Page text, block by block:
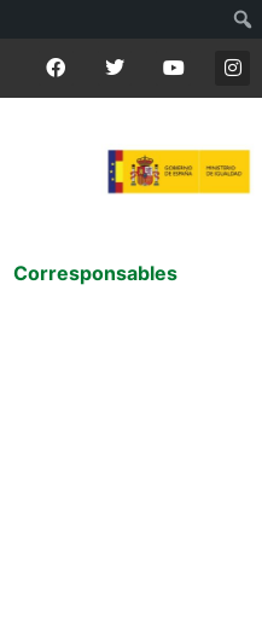
Corresponsables